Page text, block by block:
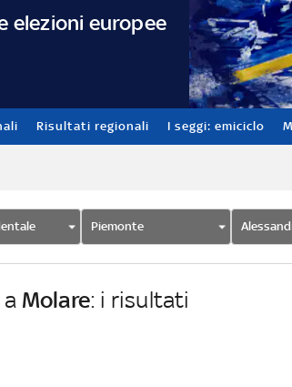
elezioni europee
Risultati regionali I seggi: emiciclo
Piemonte
Molare: i risultati